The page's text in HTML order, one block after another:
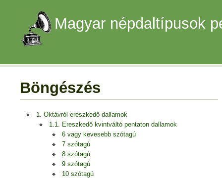
Magyar népdaltípusok
Böngészés
1. Oktávról ereszkedő dallamok
1.1. Ereszkedő kvintváltó pentaton dallamok
6 vagy kevesebb szótagú
7 szótagú
8 szótagú
9 szótagú
10 szótagú